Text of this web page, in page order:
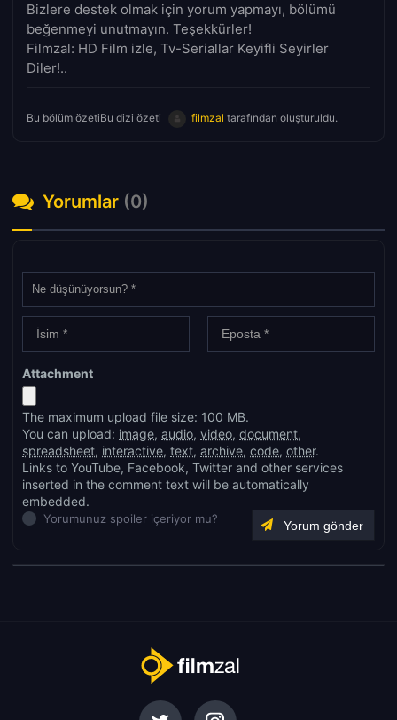
Bizlere destek olmak için yorum yapmayı, bölümü
beğenmeyi unutmayın. Teşekkürler!
Filmzal: HD Film izle, Tv-Seriallar Keyifli Seyirler
Diler!..
Bu bölüm özetiBu dizi özeti filmzal tarafından oluşturuldu.
Yorumlar (0)
Attachment
The maximum upload file size: 100 MB.
You can upload: image, audio, video, document,
spreadsheet, interactive, text, archive, code, other.
Links to YouTube, Facebook, Twitter and other services
inserted in the comment text will be automatically
embedded.
Yorumunuz spoiler içeriyor mu?